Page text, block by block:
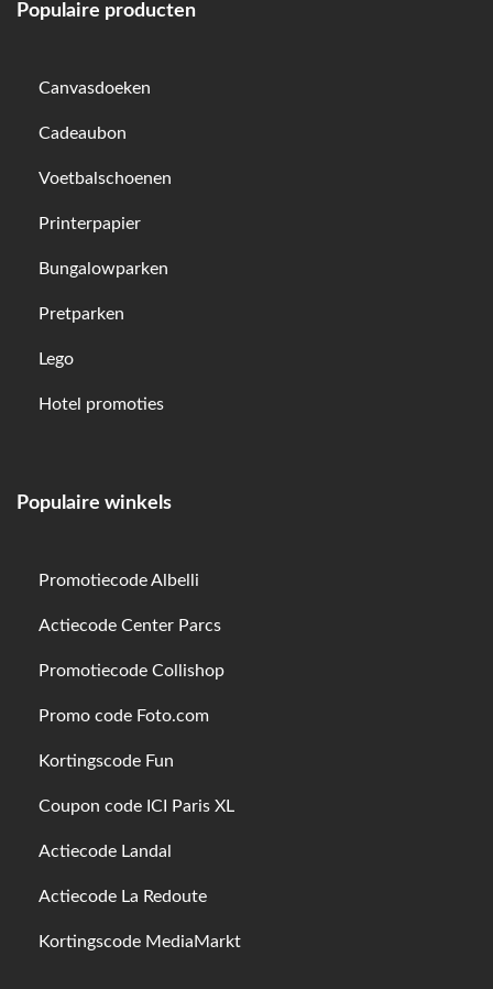
Populaire producten
Canvasdoeken
Cadeaubon
Voetbalschoenen
Printerpapier
Bungalowparken
Pretparken
Lego
Hotel promoties
Populaire winkels
Promotiecode Albelli
Actiecode Center Parcs
Promotiecode Collishop
Promo code Foto.com
Kortingscode Fun
Coupon code ICI Paris XL
Actiecode Landal
Actiecode La Redoute
Kortingscode MediaMarkt